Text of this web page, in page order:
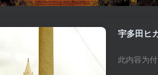
宇多田ヒ
此内容为